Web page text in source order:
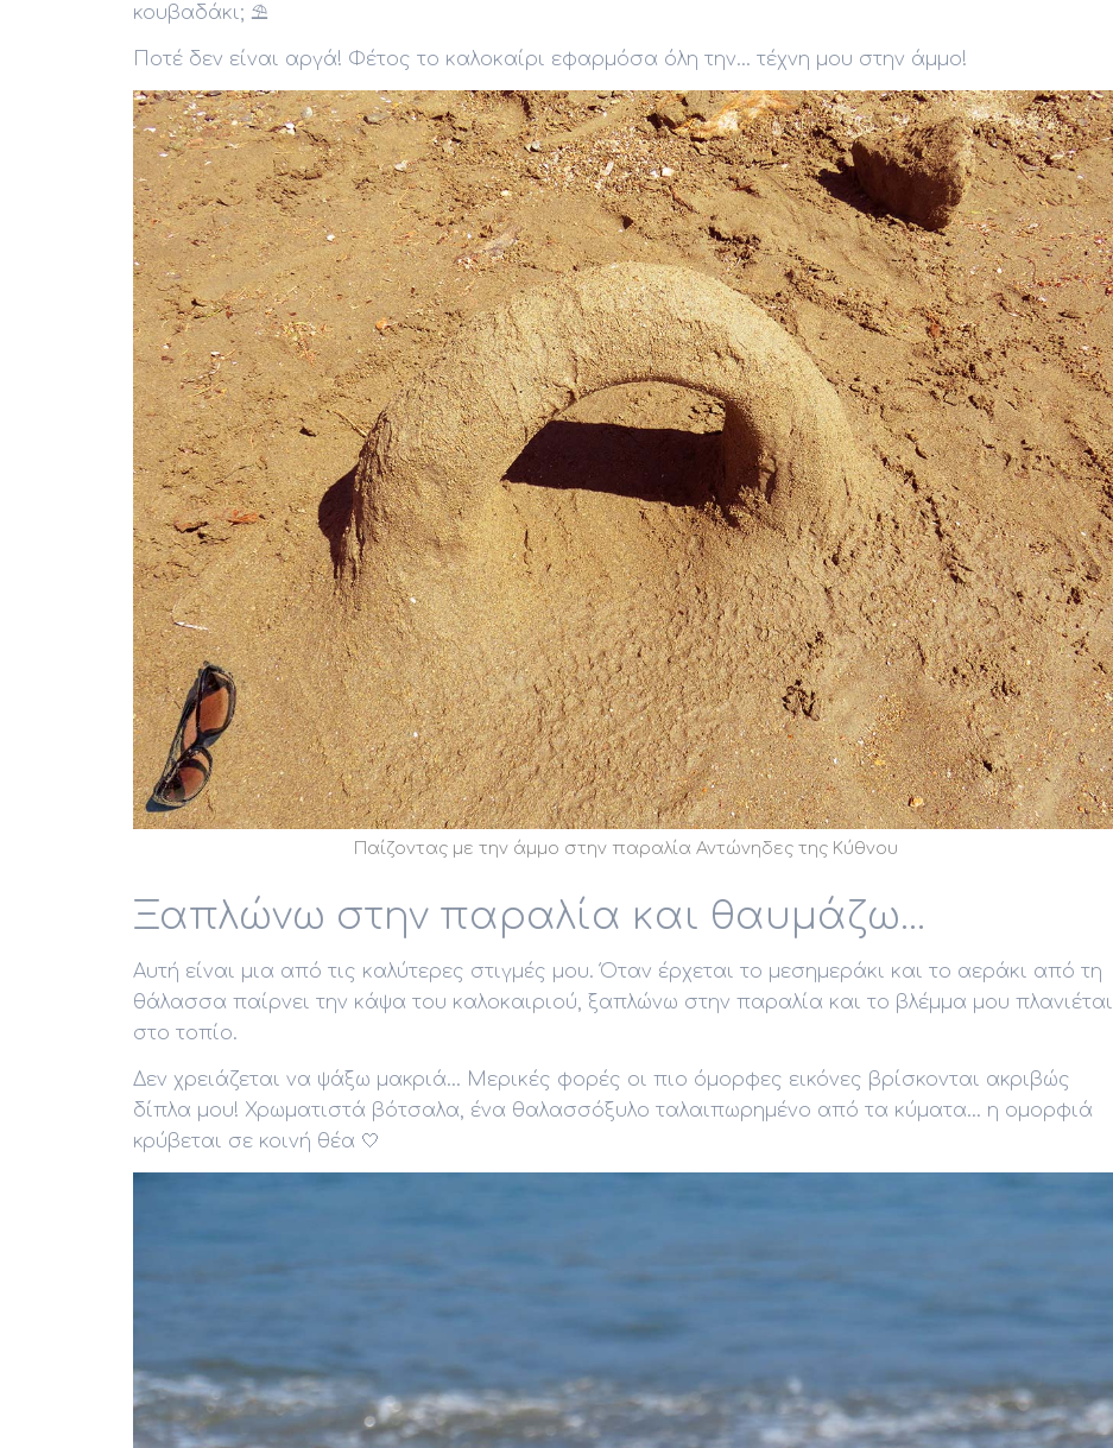
κουβαδάκι; ⛱
Ποτέ δεν είναι αργά! Φέτος το καλοκαίρι εφαρμόσα όλη την... τέχνη μου στην άμμο!
Παίζοντας με την άμμο στην παραλία Αντώνηδες της Κύθνου
Ξαπλώνω στην παραλία και θαυμάζω...
Αυτή είναι μια από τις καλύτερες στιγμές μου. Όταν έρχεται το μεσημεράκι και το αεράκι από τη
θάλασσα παίρνει την κάψα του καλοκαιριού, ξαπλώνω στην παραλία και το βλέμμα μου πλανιέται
στο τοπίο.
Δεν χρειάζεται να ψάξω μακριά... Μερικές φορές οι πιο όμορφες εικόνες βρίσκονται ακριβώς
δίπλα μου! Χρωματιστά βότσαλα, ένα θαλασσόξυλο ταλαιπωρημένο από τα κύματα... η ομορφιά
κρύβεται σε κοινή θέα 🤍